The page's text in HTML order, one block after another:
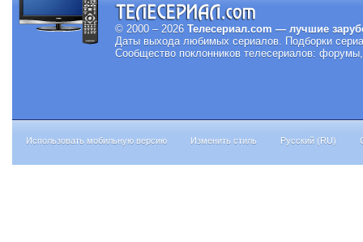
© 2000 – 2026 Телесериал.com — лучшие
Даты выхода любимых сериалов. Подборки
Сообщество поклонников телесериалов:
Использовать мобильную версию Изменить стиль Русский (RU)